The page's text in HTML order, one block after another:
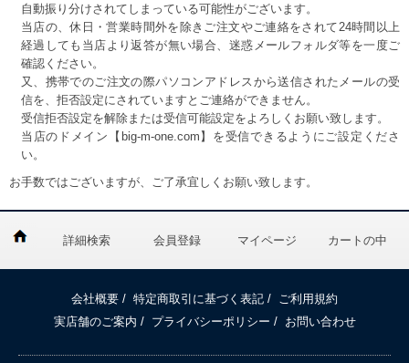
自動振り分けされてしまっている可能性がございます。
当店の、休日・営業時間外を除きご注文やご連絡をされて24時間以上
経過しても当店より返答が無い場合、迷惑メールフォルダ等を一度ご
確認ください。
又、携帯でのご注文の際パソコンアドレスから送信されたメールの受
信を、拒否設定にされていますとご連絡ができません。
受信拒否設定を解除または受信可能設定をよろしくお願い致します。
当店のドメイン【big-m-one.com】を受信できるようにご設定くださ
い。
お手数ではございますが、ご了承宜しくお願い致します。
詳細検索 会員登録 マイページ カートの中
会社概要 / 特定商取引に基づく表記 /
ご利用規約
実店舗のご案内 / プライバシーポリシー / お問い合わせ